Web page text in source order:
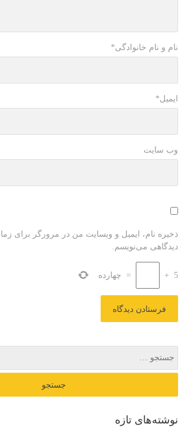
نام و نام خانوادگی*
ایمیل*
وب سایت
ذخیره نام، ایمیل و وبسایت من در مرورگر برای
دیدگاهی می‌نویسم.
5
+
= چهارده
نوشته‌های تازه